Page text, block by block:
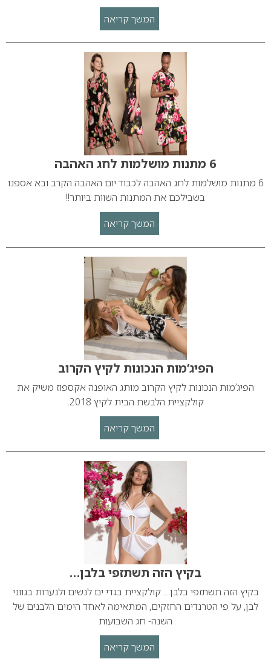
המשך קריאה
6 מתנות מושלמות לחג האהבה
6 מתנות מושלמות לחג האהבה לכבוד יום האהבה הקרב ובא אספנו
בשבילכם את המתנות השוות ביותר!!
המשך קריאה
הפיג’מות הנכונות לקיץ הקרוב
הפיג’מות הנכונות לקיץ הקרוב מותג האופנה אקספוז משיק את
קולקציית הלבשת הבית לקיץ 2018.
המשך קריאה
בקיץ הזה תשתזפי בלבן…
בקיץ הזה תשתזפי בלבן… קולקציית בגדי ים לנשים ולנערות בגווני
לבן, על פי הטרנדים החזקים, המתאימה לאחד הימים הלבנים של
השנה- חג השבועות
המשך קריאה